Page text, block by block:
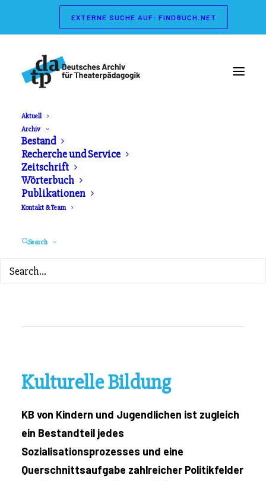
EXTERNE SUCHE AUF: FINDBUCH.NET
Aktuell
Archiv
Bestand
Recherche und Service
Zeitschrift
Wörterbuch
Publikationen
Kontakt & Team
Search
Wörterbuch der
Theaterpädagogik
Herausgeber: Gerd Koch, Marianne Streisand.
ZURÜCK ZUM INHALTSVERZEICHNIS
Kulturelle Bildung
KB von Kindern und Jugendlichen ist zugleich
ein Bestandteil jedes
Sozialisationsprozesses und eine
Querschnittsaufgabe zahlreicher Politikfelder